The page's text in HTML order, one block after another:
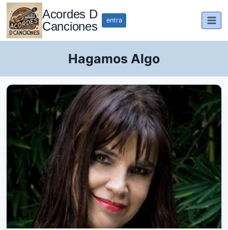
Saltar
contenido
Acordes D
Canciones
entra
Hagamos Algo